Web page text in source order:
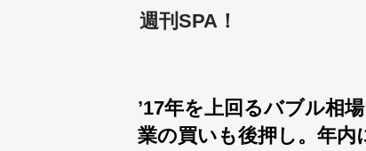
週刊SPA！
’17年を上回るバブル相
業の買いも後押し。年